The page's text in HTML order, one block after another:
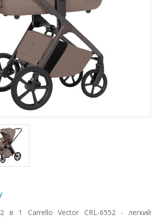
в 1 Carrello Vector CRL-6552 - легкий